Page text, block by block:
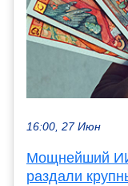
16:00, 27 Июн
Мощнейший ИИ
раздали